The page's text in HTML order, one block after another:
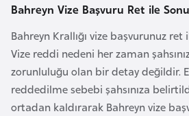
Bahreyn Vize Başvuru Ret ile
Bahreyn Krallığı vize başvurunuz
Vize reddi nedeni her zaman
zorunluluğu olan bir detay değildir.
reddedilme sebebi şahsınıza
ortadan kaldırarak Bahreyn vize
z
a
y
i
r